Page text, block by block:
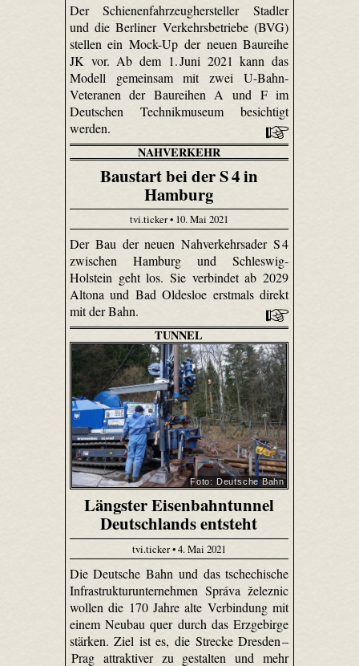
Der Schienenfahrzeughersteller Stadler
und die Berliner Verkehrsbetriebe (BVG)
stellen ein Mock-Up der neuen Baureihe
JK vor. Ab dem 1. Juni 2021 kann das
Modell gemeinsam mit zwei U-Bahn-
Veteranen der Baureihen A und F im
Deutschen Technikmuseum besichtigt
werden.
NAHVERKEHR
Baustart bei der S 4 in
Hamburg
tvi.ticker • 10. Mai 2021
Der Bau der neuen Nahverkehrsader S 4
zwischen Hamburg und Schleswig-
Holstein geht los. Sie verbindet ab 2029
Altona und Bad Oldesloe erstmals direkt
mit der Bahn.
TUNNEL
Foto: Deutsche Bahn
Längster Eisenbahntunnel
Deutschlands entsteht
tvi.ticker • 4. Mai 2021
Die Deutsche Bahn und das tschechische
Infrastrukturunternehmen Správa železnic
wollen die 170 Jahre alte Verbindung mit
einem Neubau quer durch das Erzgebirge
stärken. Ziel ist es, die Strecke Dresden –
Prag attraktiver zu gestalten und mehr